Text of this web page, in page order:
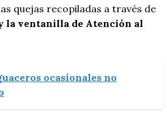
quejas recopiladas a través de
la ventanilla de Atención al
ocasionales no